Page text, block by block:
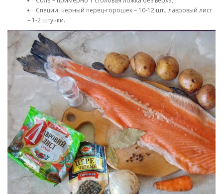
Специи: чёрный перец-горошек – 10-12 шт.; лавровый лист
– 1-2 штучки.